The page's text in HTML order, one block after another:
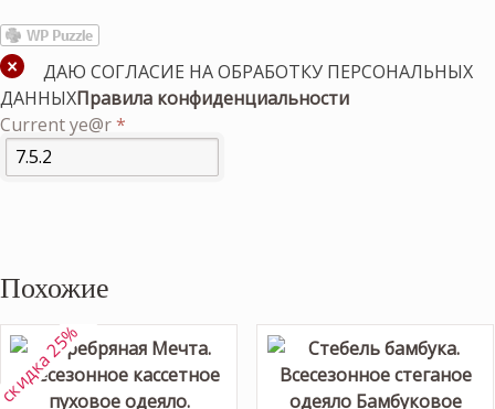
ДАЮ СОГЛАСИЕ НА ОБРАБОТКУ ПЕРСОНАЛЬНЫХ
ДАННЫХПравила конфиденциальности
Current ye@r*
Похожие
25%